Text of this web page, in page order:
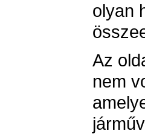
olyan
Az
nem